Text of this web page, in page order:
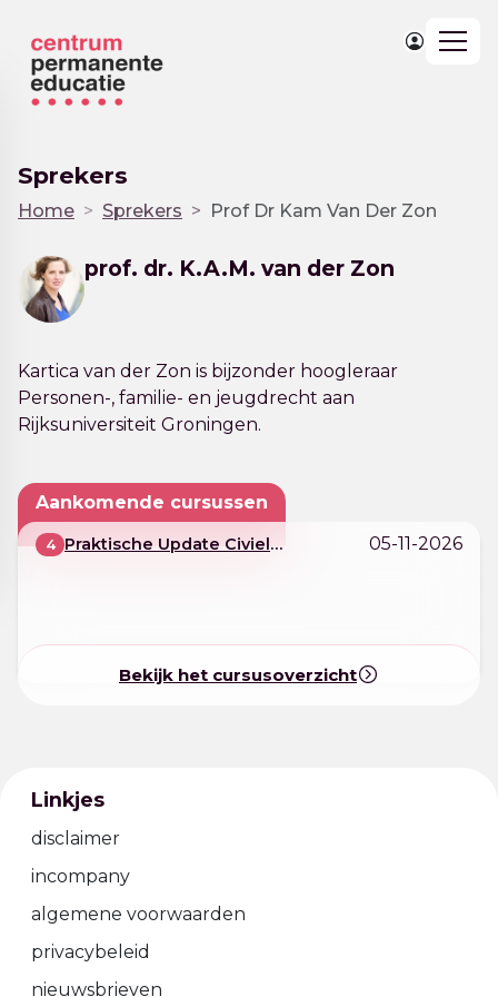
Sprekers
Home Sprekers Prof Dr Kam Van Der Zon
prof. dr. K.A.M. van der Zon
Kartica van der Zon is bijzonder hoogleraar
Personen-, familie- en jeugdrecht aan
Rijksuniversiteit Groningen.
Aankomende cursussen
4
Praktische Update Civiel
05-11-2026
Bekijk het cursusoverzicht
Linkjes
disclaimer
incompany
algemene voorwaarden
privacybeleid
nieuwsbrieven